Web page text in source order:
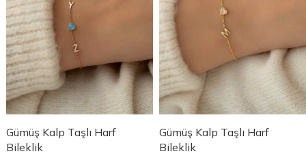
Gümüş Kalp Taşlı Harf
Bileklik
Gümüş Kalp Taşlı Harf
Bileklik